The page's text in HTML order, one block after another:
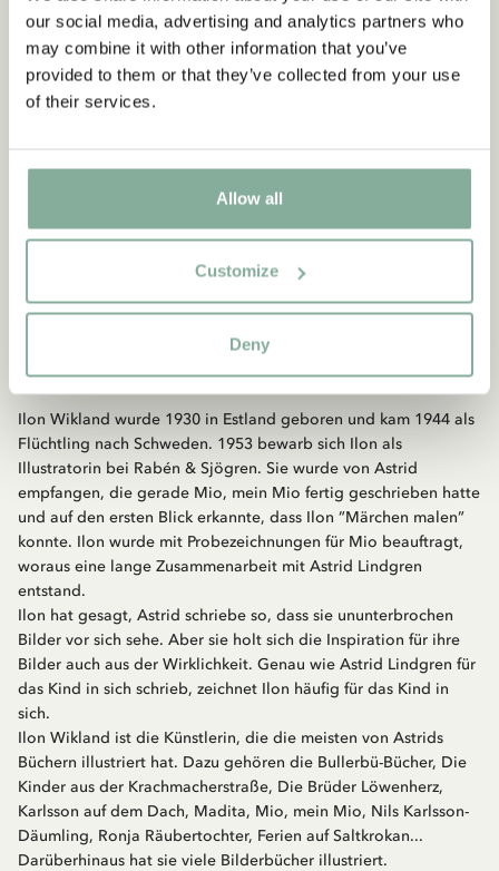
our social media, advertising and analytics partners who
may combine it with other information that you’ve
provided to them or that they’ve collected from your use
of their services.
Allow all
Customize
Deny
Ilon Wikland (1930-)
Ilon Wikland wurde 1930 in Estland geboren und kam 1944 als
Flüchtling nach Schweden. 1953 bewarb sich Ilon als
Illustratorin bei Rabén & Sjögren. Sie wurde von Astrid
empfangen, die gerade Mio, mein Mio fertig geschrieben hatte
und auf den ersten Blick erkannte, dass Ilon ”Märchen malen”
konnte. Ilon wurde mit Probezeichnungen für Mio beauftragt,
woraus eine lange Zusammenarbeit mit Astrid Lindgren
entstand.
Ilon hat gesagt, Astrid schriebe so, dass sie ununterbrochen
Bilder vor sich sehe. Aber sie holt sich die Inspiration für ihre
Bilder auch aus der Wirklichkeit. Genau wie Astrid Lindgren für
das Kind in sich schrieb, zeichnet Ilon häufig für das Kind in
sich.
Ilon Wikland ist die Künstlerin, die die meisten von Astrids
Büchern illustriert hat. Dazu gehören die Bullerbü-Bücher, Die
Kinder aus der Krachmacherstraße, Die Brüder Löwenherz,
Karlsson auf dem Dach, Madita, Mio, mein Mio, Nils Karlsson-
Däumling, Ronja Räubertochter, Ferien auf Saltkrokan...
Darüberhinaus hat sie viele Bilderbücher illustriert.